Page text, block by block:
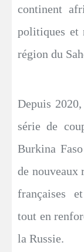
continent
politiques et
région du
Depuis
série de
Burkina
de nouveaux
françaises
tout en
la Russie.